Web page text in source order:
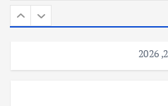
عملية التعداد السكاني في11 من الشهر